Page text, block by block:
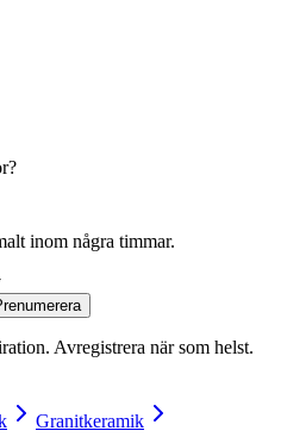
inom några timmar.
Avregistrera när som helst.
Granitkeramik